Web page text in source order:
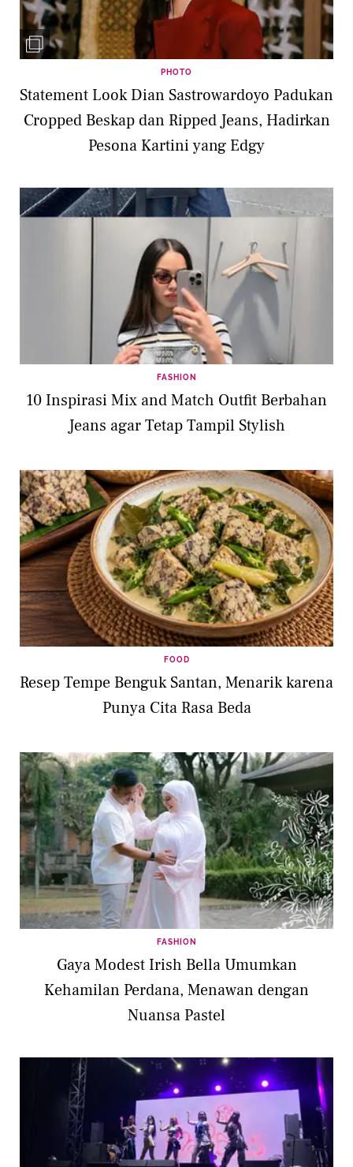
PHOTO
Statement Look Dian Sastrowardoyo Padukan
Cropped Beskap dan Ripped Jeans, Hadirkan
Pesona Kartini yang Edgy
FASHION
10 Inspirasi Mix and Match Outfit Berbahan
Jeans agar Tetap Tampil Stylish
FOOD
Resep Tempe Benguk Santan, Menarik karena
Punya Cita Rasa Beda
FASHION
Gaya Modest Irish Bella Umumkan
Kehamilan Perdana, Menawan dengan
Nuansa Pastel